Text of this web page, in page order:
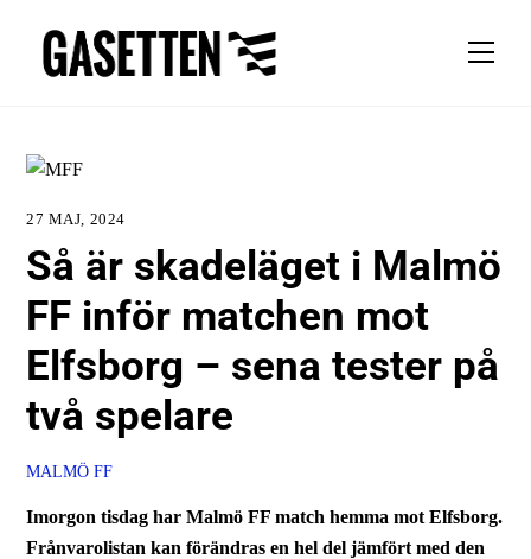
content
27 MAJ, 2024
Så är skadeläget i Malmö
FF inför matchen mot
Elfsborg – sena tester på
två spelare
MALMÖ FF
Imorgon tisdag har Malmö FF match hemma mot Elfsborg.
Frånvarolistan kan förändras en hel del jämfört med den